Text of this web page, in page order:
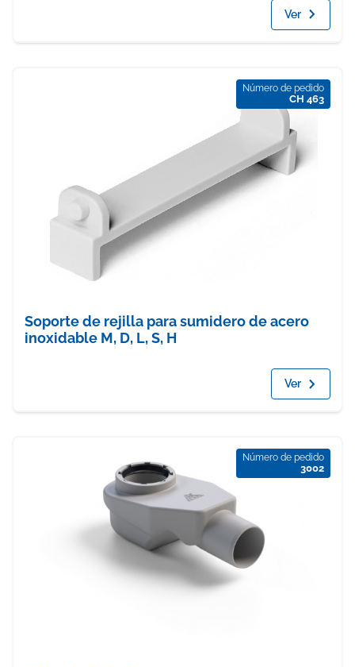
Ver
Número de pedido
CH 463
Soporte de rejilla para sumidero de acero
inoxidable M, D, L, S, H
Ver
Número de pedido
3002